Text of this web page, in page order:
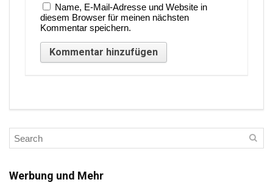
Name, E-Mail-Adresse und Website in
diesem Browser für meinen nächsten
Kommentar speichern.
Werbung und Mehr